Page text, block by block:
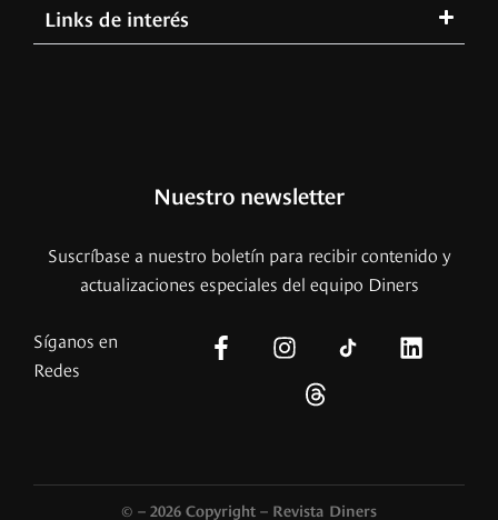
Links de interés
Nuestro newsletter
Suscríbase a nuestro boletín para recibir contenido y
actualizaciones especiales del equipo Diners
Síganos en
Redes
© – 2026 Copyright – Revista Diners